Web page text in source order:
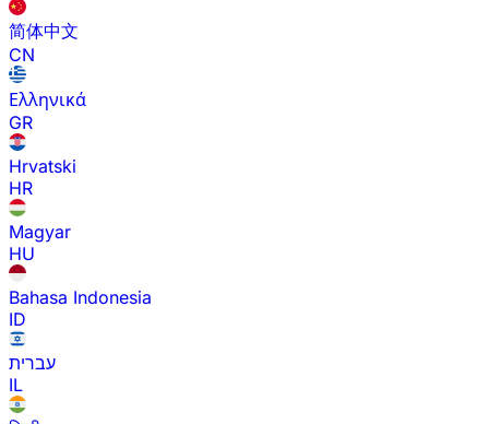
简体中文
CN
Ελληνικά
GR
Hrvatski
HR
Magyar
HU
Bahasa Indonesia
ID
עברית
IL